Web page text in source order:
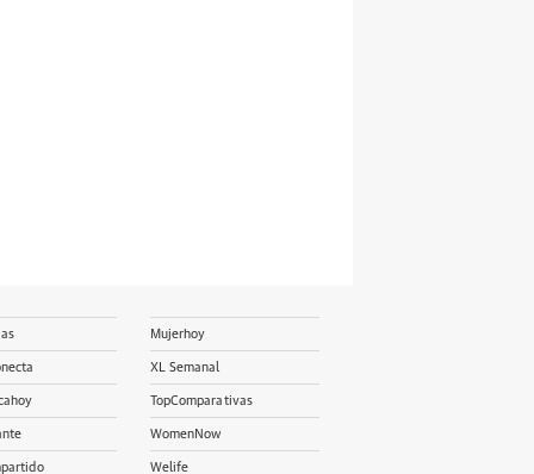
Mujerhoy
XL Semanal
TopComparativas
WomenNow
Welife